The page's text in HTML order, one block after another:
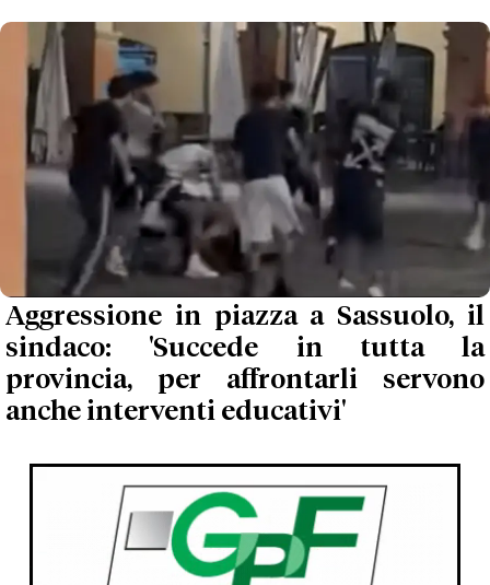
Aggressione in piazza a Sassuolo, il
sindaco: 'Succede in tutta la
provincia, per affrontarli servono
anche interventi educativi'